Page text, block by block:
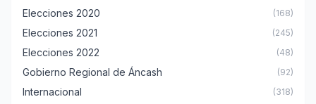
Elecciones 2020 (168)
Elecciones 2021 (245)
Elecciones 2022 (48)
Gobierno Regional de Áncash (92)
Internacional (318)